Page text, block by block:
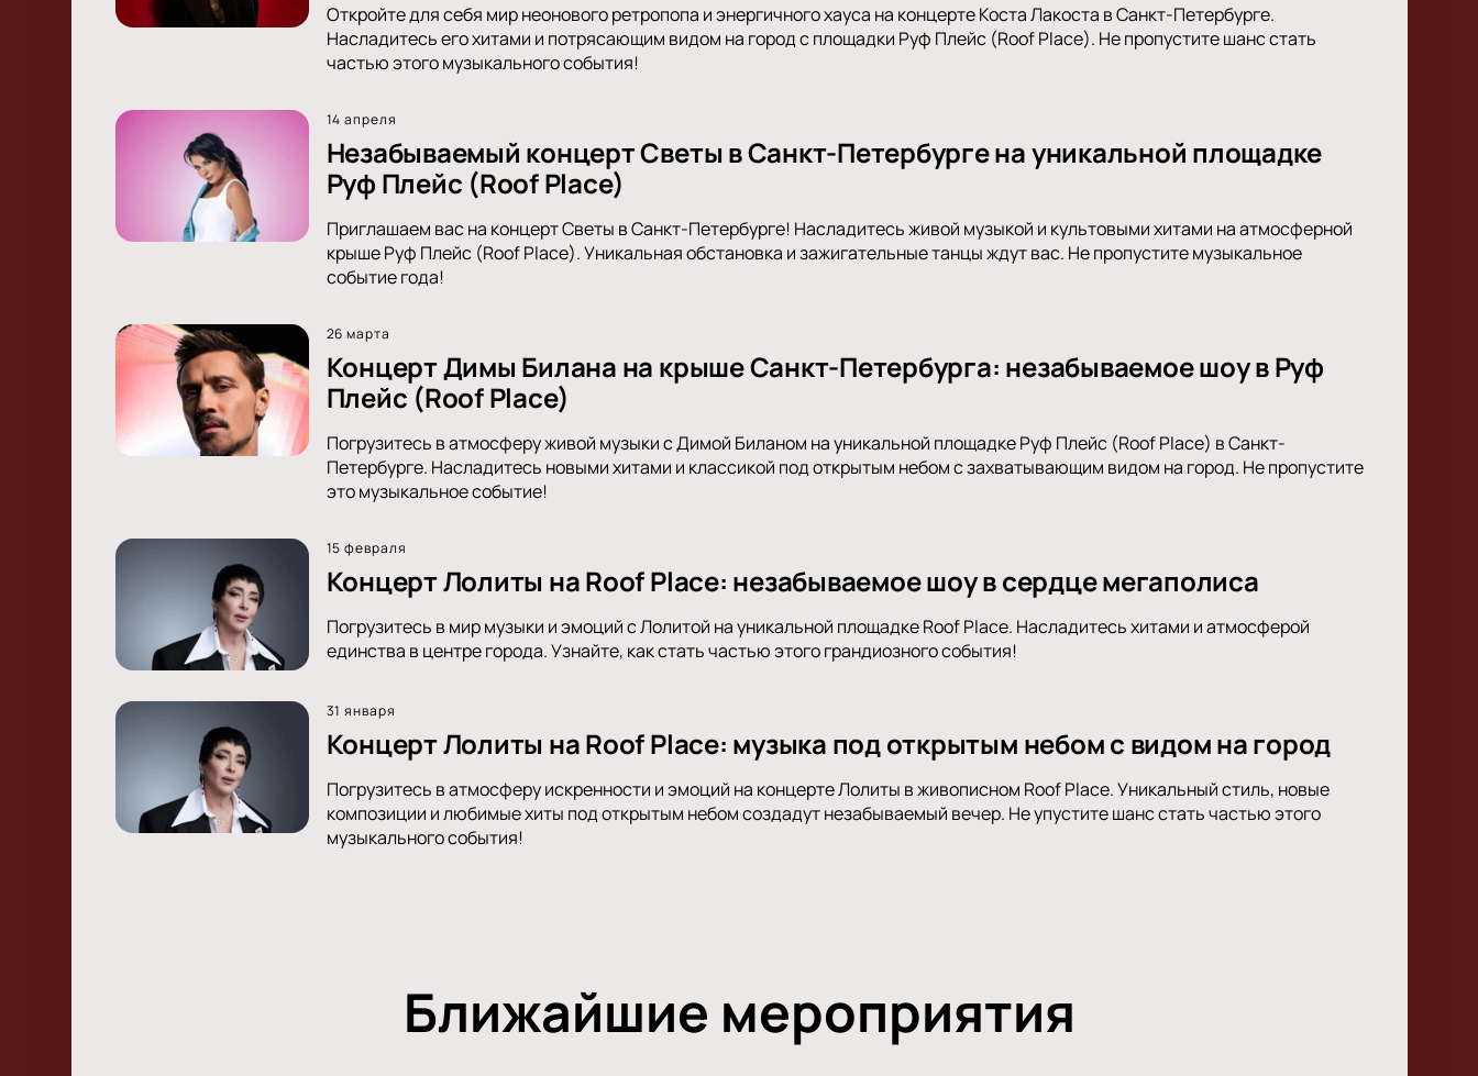
Откройте для себя мир неонового ретропопа и энергичного хауса на концерте Коста Лакоста в Санкт-Петербурге.
Насладитесь его хитами и потрясающим видом на город с площадки Руф Плейс (Roof Place). Не пропустите шанс стать
частью этого музыкального события!
14 апреля
Незабываемый концерт Светы в Санкт-Петербурге на уникальной площадке
Руф Плейс (Roof Place)
Приглашаем вас на концерт Светы в Санкт-Петербурге! Насладитесь живой музыкой и культовыми хитами на атмосферной
крыше Руф Плейс (Roof Place). Уникальная обстановка и зажигательные танцы ждут вас. Не пропустите музыкальное
событие года!
26 марта
Концерт Димы Билана на крыше Санкт-Петербурга: незабываемое шоу в Руф
Плейс (Roof Place)
Погрузитесь в атмосферу живой музыки с Димой Биланом на уникальной площадке Руф Плейс (Roof Place) в Санкт-
Петербурге. Насладитесь новыми хитами и классикой под открытым небом с захватывающим видом на город. Не пропустите
это музыкальное событие!
15 февраля
Концерт Лолиты на Roof Place: незабываемое шоу в сердце мегаполиса
Погрузитесь в мир музыки и эмоций с Лолитой на уникальной площадке Roof Place. Насладитесь хитами и атмосферой
единства в центре города. Узнайте, как стать частью этого грандиозного события!
31 января
Концерт Лолиты на Roof Place: музыка под открытым небом с видом на город
Погрузитесь в атмосферу искренности и эмоций на концерте Лолиты в живописном Roof Place. Уникальный стиль, новые
композиции и любимые хиты под открытым небом создадут незабываемый вечер. Не упустите шанс стать частью этого
музыкального события!
Ближайшие мероприятия